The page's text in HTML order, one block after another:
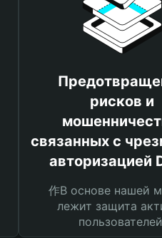
рисков и
связанных с
авторизацией
作В основе нашей
лежит защита